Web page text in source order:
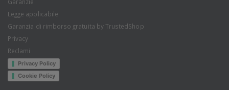
Legge applicabile
Garanzia di rimborso gratuita by TrustedShop
Privacy
Reclami
Privacy Policy
Cookie Policy